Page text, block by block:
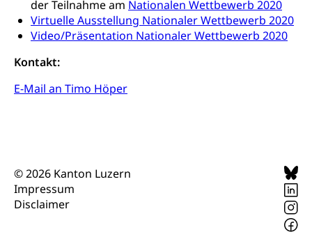
der Teilnahme am Nationalen Wettbewerb 2020
Virtuelle Ausstellung Nationaler Wettbewerb 2020
Video/Präsentation Nationaler Wettbewerb 2020
Kontakt:
E-Mail an Timo Höper
© 2026 Kanton Luzern
Impressum
Disclaimer
Adoptionsverfahren, elterliche Gewalt, elterliche
Sorge
Niederlassung, Wohnsitz
Jagdausweis, Fischereiausweis
Einbürgerung
Nationalität, Staatsangehörigkeit,
Staatsbürgerschaft, Bürgerrecht, Erwerb des